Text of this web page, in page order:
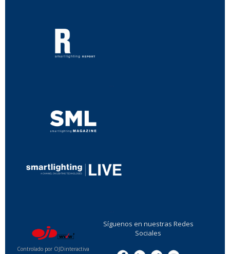
Controlado por OJDinteractiva
Síguenos en nuestras Redes
Sociales